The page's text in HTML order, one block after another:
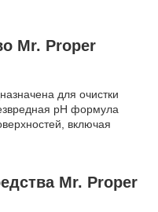
Mr. Proper
для очистки
pH формула
включая
Mr. Proper